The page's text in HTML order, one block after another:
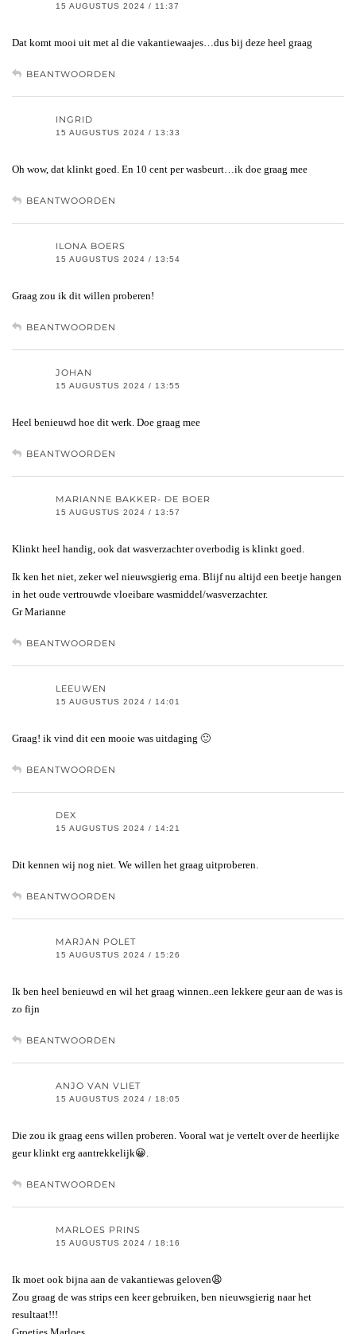
15 AUGUSTUS 2024 / 11:37
Dat komt mooi uit met al die vakantiewaajes…dus bij deze heel graag
BEANTWOORDEN
INGRID
15 AUGUSTUS 2024 / 13:33
Oh wow, dat klinkt goed. En 10 cent per wasbeurt…ik doe graag mee
BEANTWOORDEN
ILONA BOERS
15 AUGUSTUS 2024 / 13:54
Graag zou ik dit willen proberen!
BEANTWOORDEN
JOHAN
15 AUGUSTUS 2024 / 13:55
Heel benieuwd hoe dit werk. Doe graag mee
BEANTWOORDEN
MARIANNE BAKKER- DE BOER
15 AUGUSTUS 2024 / 13:57
Klinkt heel handig, ook dat wasverzachter overbodig is klinkt goed.
Ik ken het niet, zeker wel nieuwsgierig erna. Blijf nu altijd een beetje hangen
in het oude vertrouwde vloeibare wasmiddel/wasverzachter.
Gr Marianne
BEANTWOORDEN
LEEUWEN
15 AUGUSTUS 2024 / 14:01
Graag! ik vind dit een mooie was uitdaging 🙂
BEANTWOORDEN
DEX
15 AUGUSTUS 2024 / 14:21
Dit kennen wij nog niet. We willen het graag uitproberen.
BEANTWOORDEN
MARJAN POLET
15 AUGUSTUS 2024 / 15:26
Ik ben heel benieuwd en wil het graag winnen..een lekkere geur aan de was is
zo fijn
BEANTWOORDEN
ANJO VAN VLIET
15 AUGUSTUS 2024 / 18:05
Die zou ik graag eens willen proberen. Vooral wat je vertelt over de heerlijke
geur klinkt erg aantrekkelijk😀.
BEANTWOORDEN
MARLOES PRINS
15 AUGUSTUS 2024 / 18:16
Ik moet ook bijna aan de vakantiewas geloven😩
Zou graag de was strips een keer gebruiken, ben nieuwsgierig naar het
resultaat!!!